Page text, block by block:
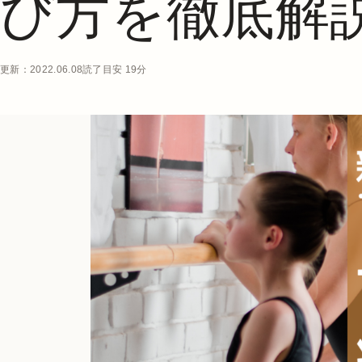
更新：2022.06.08読了目安 19分